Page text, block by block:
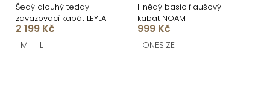
Šedý dlouhý teddy
zavazovací kabát LEYLA
2 199 Kč
M L
Hnědý basic flaušový
kabát NOAM
999 Kč
ONESIZE